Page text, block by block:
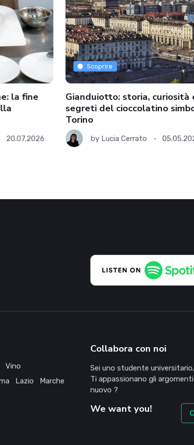
la fine
20.07.2026
Scoprire
Gianduiotto: storia, curiosità
segreti del cioccolatino
Torino
by Lucia Cerrato
Vino
Lazio
Marche
Collabora con noi
Sei uno studente
Ti appassionano gli
nuovo ?
We want you!